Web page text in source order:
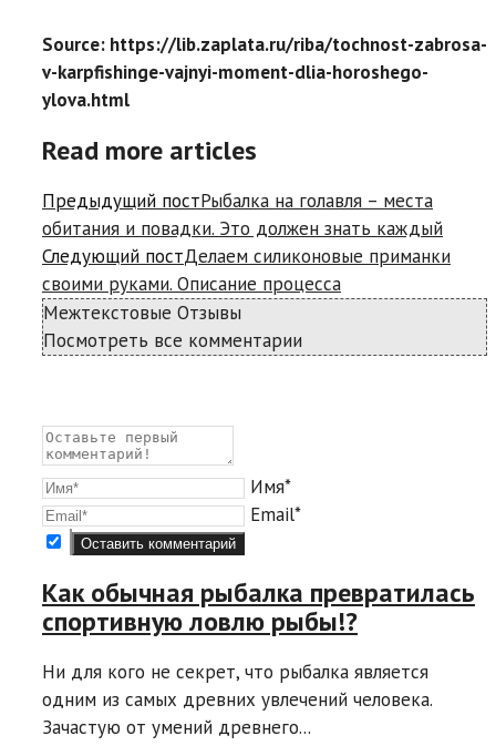
Source: https://lib.zaplata.ru/riba/tochnost-zabrosa-
v-karpfishinge-vajnyi-moment-dlia-horoshego-
ylova.html
Read more articles
Предыдущий постРыбалка на голавля – места
обитания и повадки. Это должен знать каждый
Следующий постДелаем силиконовые приманки
своими руками. Описание процесса
Межтекстовые Отзывы
Посмотреть все комментарии
Имя*
Email*
Как обычная рыбалка превратилась
спортивную ловлю рыбы!?
Ни для кого не секрет, что рыбалка является
одним из самых древних увлечений человека.
Зачастую от умений древнего...